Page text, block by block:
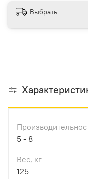
Выбрать
5 - 8
Вес, кг
125